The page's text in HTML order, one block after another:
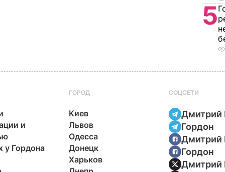
5
и
у Гордона
ГОРОД
Киев
Львов
Одесса
Донецк
Харьков
СОЦСЕТИ
Дмитрий
Гордон
Дмитрий
Гордон
Дмитрий